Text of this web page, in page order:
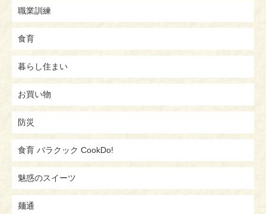
職業訓練
食育
暮らし住まい
お買い物
防災
食育 バラクック CookDo!
魅惑のスイーツ
麺通